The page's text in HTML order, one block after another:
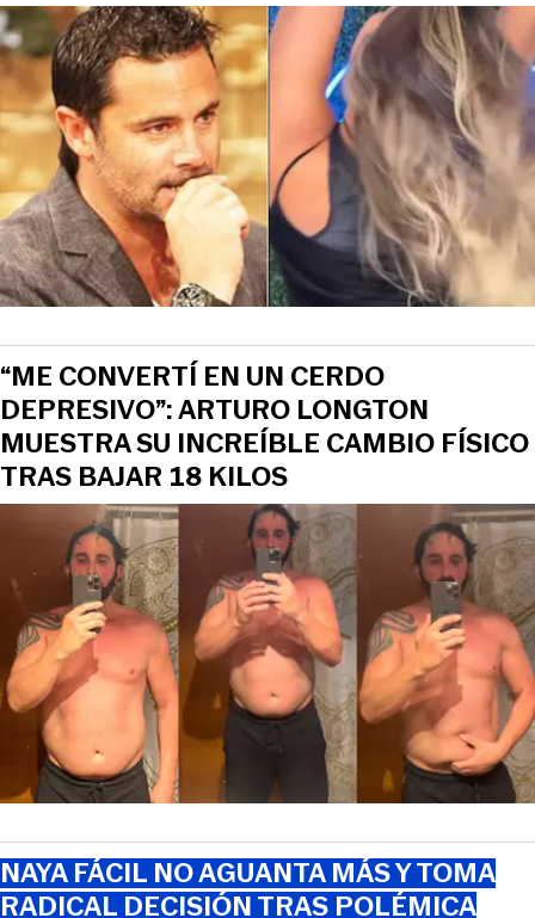
“ME CONVERTÍ EN UN CERDO
DEPRESIVO”: ARTURO LONGTON
MUESTRA SU INCREÍBLE CAMBIO FÍSICO
TRAS BAJAR 18 KILOS
NAYA FÁCIL NO AGUANTA MÁS Y TOMA
RADICAL DECISIÓN TRAS POLÉMICA